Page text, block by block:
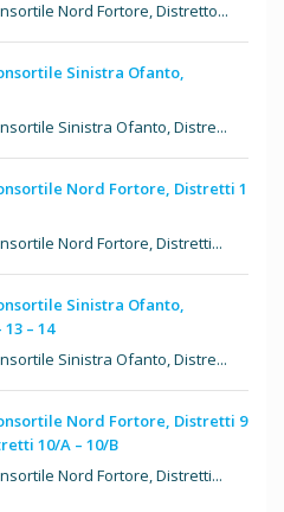
Nord Fortore, Distretto...
Sinistra Ofanto,
Sinistra Ofanto, Distre...
Nord Fortore, Distretti 1
Nord Fortore, Distretti...
Sinistra Ofanto,
– 14
Sinistra Ofanto, Distre...
Nord Fortore, Distretti 9
10/A – 10/B
Nord Fortore, Distretti...